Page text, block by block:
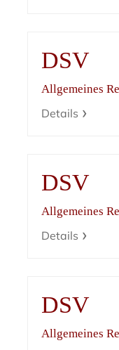
DSV
Allgemeines
Details
DSV
Allgemeines
Details
DSV
Allgemeines